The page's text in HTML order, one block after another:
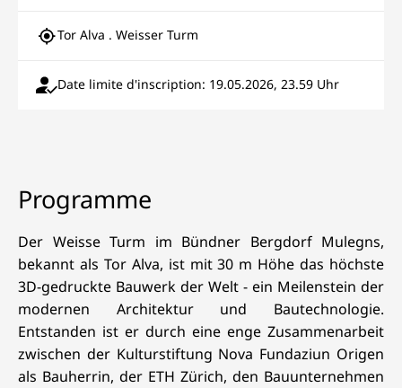
Tor Alva . Weisser Turm
Date limite d'inscription: 19.05.2026, 23.59 Uhr
Programme
Der Weisse Turm im Bündner Bergdorf Mulegns,
bekannt als Tor Alva, ist mit 30 m Höhe das höchste
3D-gedruckte Bauwerk der Welt - ein Meilenstein der
modernen Architektur und Bautechnologie.
Entstanden ist er durch eine enge Zusammenarbeit
zwischen der Kulturstiftung Nova Fundaziun Origen
als Bauherrin, der ETH Zürich, den Bauunternehmen